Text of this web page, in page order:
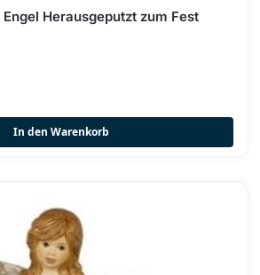
Herausgeputzt zum Fest
In den Warenkorb